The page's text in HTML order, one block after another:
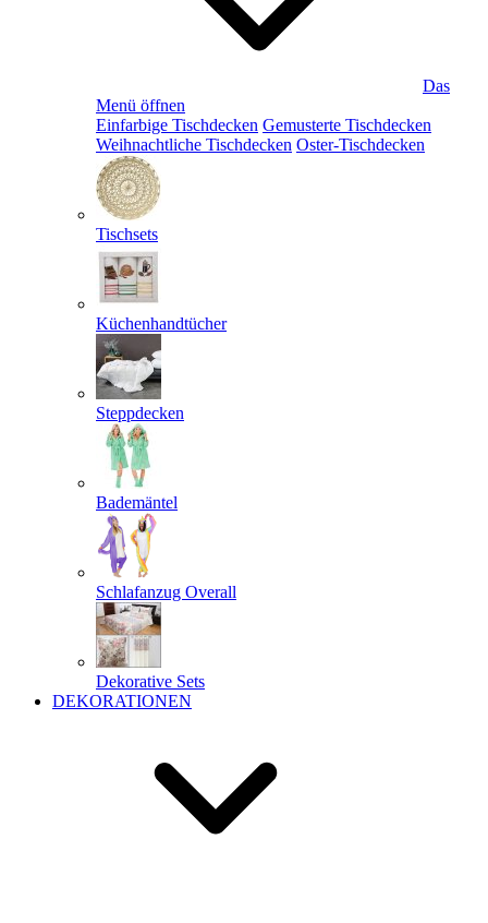
Das
Menü öffnen
Einfarbige Tischdecken Gemusterte Tischdecken
Weihnachtliche Tischdecken Oster-Tischdecken
Tischsets
Küchenhandtücher
Steppdecken
Bademäntel
Schlafanzug Overall
Dekorative Sets
DEKORATIONEN